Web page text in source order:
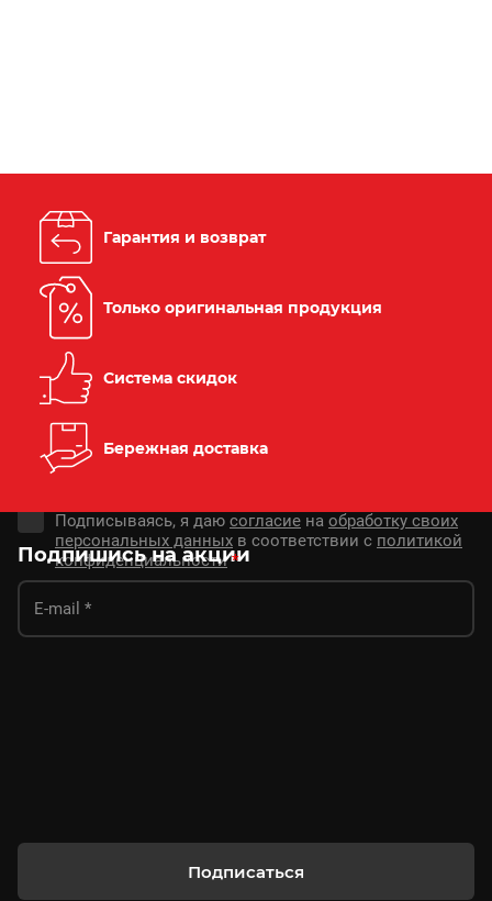
Гарантия и возврат
Только оригинальная продукция
Система скидок
Бережная доставка
Подпишись на акции
Подписываясь, я даю согласие на обработку своих
персональных данных в соответствии с политикой
конфиденциальности *
Подписаться